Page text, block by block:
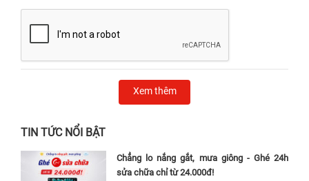
Xem thêm
TIN TỨC NỔI BẬT
Chẳng lo nắng gắt, mưa giông - Ghé 24h
sửa chữa chỉ từ 24.000đ!